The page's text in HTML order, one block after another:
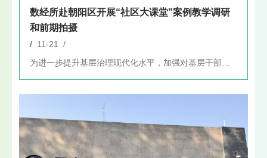
数经所赴朝阳区开展“社区大课堂”案例教学调研
和前期拍摄
/ 11-21 /
为进一步提升基层治理现代化水平，加强对基层干部、社区居民的教...